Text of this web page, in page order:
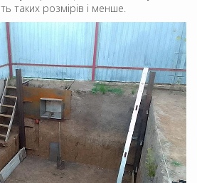
таких розмірів і менше.